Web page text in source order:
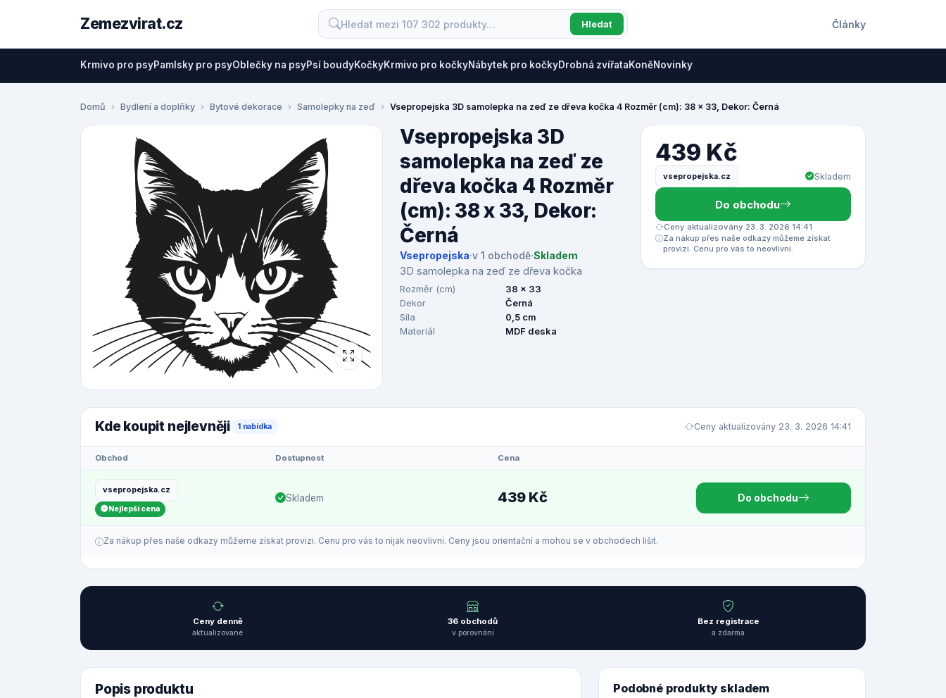
Zemezvirat.cz Hledat Články
Krmivo pro psyPamlsky pro psyOblečky na psyPsí boudyKočkyKrmivo pro kočkyNábytek pro kočkyDrobná zvířataKoněNovinky
Domů Bydlení a doplňky Bytové dekorace Samolepky na zeď Vsepropejska 3D samolepka na zeď ze dřeva kočka 4 Rozměr (cm): 38 x 33, Dekor: Černá
Vsepropejska 3D
samolepka na zeď ze
dřeva kočka 4 Rozměr
(cm): 38 x 33, Dekor:
Černá
Vsepropejska·v 1 obchodě·Skladem
3D samolepka na zeď ze dřeva kočka
Rozměr (cm)
38 x 33
Dekor
Černá
Síla
0,5 cm
Materiál
MDF deska
439 Kč
vsepropejska.cz Skladem
Do obchodu
Ceny aktualizovány 23. 3. 2026 14:41
Za nákup přes naše odkazy můžeme získat
provizi. Cenu pro vás to neovlivní.
Kde koupit nejlevněji 1 nabídka Ceny aktualizovány 23. 3. 2026 14:41
Obchod Dostupnost Cena
vsepropejska.cz
Nejlepší cena
Skladem 439 Kč Do obchodu
Za nákup přes naše odkazy můžeme získat provizi. Cenu pro vás to nijak neovlivní. Ceny jsou orientační a mohou se v obchodech lišit.
Ceny denně
aktualizované
36 obchodů
v porovnání
Bez registrace
a zdarma
Popis produktu Podobné produkty skladem